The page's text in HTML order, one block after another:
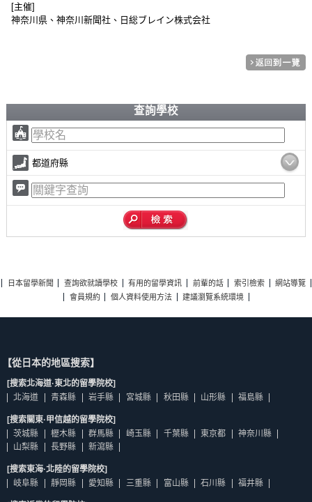
[主催]
神奈川県、神奈川新聞社、日総ブレイン株式会社
查詢學校
都道府縣
日本留學新聞 查詢欲就讀學校 有用的留學資訊 前輩的話 索引檢索
網站導覽
會員規約
個人資料使用方法 建議瀏覽系統環境
【從日本的地區搜索】
[搜索北海道·東北的留學院校]
北海道
青森縣 岩手縣 宮城縣 秋田縣 山形縣 福島縣
[搜索關東·甲信越的留學院校]
茨城縣
櫪木縣 群馬縣 崎玉縣 千葉縣 東京都
神奈川縣
山梨縣
長野縣 新瀉縣
[搜索東海·北陸的留學院校]
岐阜縣
靜岡縣 愛知縣 三重縣 富山縣 石川縣 福井縣